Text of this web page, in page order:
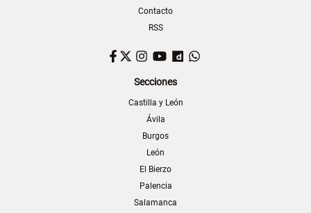
Contacto
RSS
Facebook
TwitterInstagram
YouTubeDailymotion
Secciones
Castilla y León
Ávila
Burgos
León
El Bierzo
Palencia
Salamanca